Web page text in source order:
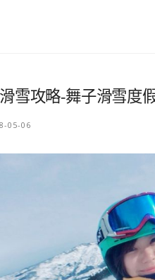
雪攻略-舞子滑雪度
05-06